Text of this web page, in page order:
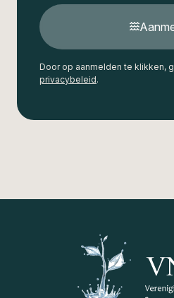
Door op aanmelden te klikken,
privacybeleid.